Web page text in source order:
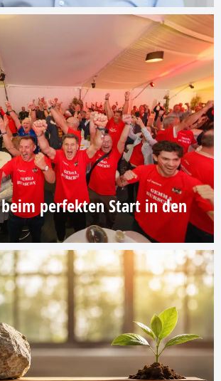
beim perfekten Start in den